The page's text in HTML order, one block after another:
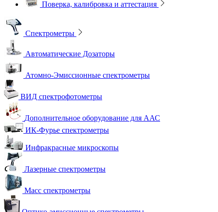
Поверка, калибровка и аттестация
Спектрометры
Автоматические Дозаторы
Атомно-Эмиссионные спектрометры
ВИД спектрофотометры
Дополнительное оборудование для ААС
ИК-Фурье спектрометры
Инфракрасные микроскопы
Лазерные спектрометры
Масс спектрометры